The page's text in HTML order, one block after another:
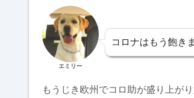
エミリー
コロナはもう飽き
もうじき欧州でコロ助が盛り上が